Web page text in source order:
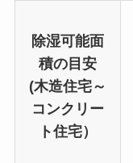
除湿可能面
積の目安
(木造住宅～
コンクリー
ト住宅）